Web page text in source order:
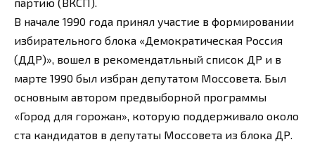
В начале 1990 года принял участие в формировании
избирательного блока «Демократическая Россия
(ДДР)», вошел в рекомендатльный список ДР и в
марте 1990 был избран депутатом Моссовета. Был
основным автором предвыборной программы
«Город для горожан», которую поддерживало около
ста кандидатов в депутаты Моссовета из блока ДР.